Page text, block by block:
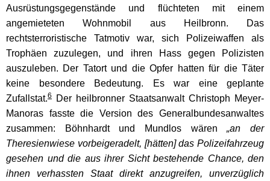
Ausrüstungsgegenstände und flüchteten mit einem
angemieteten Wohnmobil aus Heilbronn. Das
rechtsterroristische Tatmotiv war, sich Polizeiwaffen als
Trophäen zuzulegen, und ihren Hass gegen Polizisten
auszuleben. Der Tatort und die Opfer hatten für die Täter
keine besondere Bedeutung. Es war eine geplante
Zufallstat.6
Der heilbronner Staatsanwalt Christoph Meyer-
Manoras fasste die Version des Generalbundesanwaltes
zusammen: Böhnhardt und Mundlos wären„an der
Theresienwiese vorbeigeradelt, [hätten] das Polizeifahrzeug
gesehen und die aus ihrer Sicht bestehende Chance, den
ihnen verhassten Staat direkt anzugreifen, unverzüglich